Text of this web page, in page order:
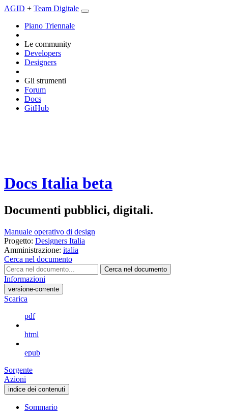
AGID + Team Digitale
Piano Triennale
Le community
Developers
Designers
Gli strumenti
Forum
Docs
GitHub
Docs Italia beta
Documenti pubblici, digitali.
Manuale operativo di design
Progetto: Designers Italia
Amministrazione: italia
Cerca nel documento
Cerca nel documento
Informazioni
versione-corrente
Scarica
pdf
html
epub
Sorgente
Azioni
indice dei contenuti
Sommario